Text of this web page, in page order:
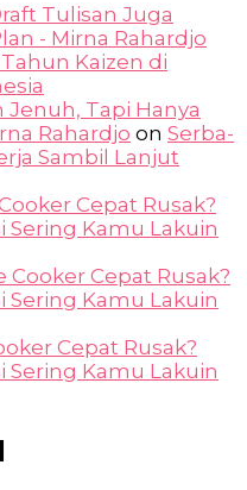
Tulisan Juga
- Mirna Rahardjo
Kaizen di
Tapi Hanya
Rahardjo on Serba-
Sambil Lanjut
Cepat Rusak?
Sering Kamu Lakuin
Cooker Cepat Rusak?
Sering Kamu Lakuin
Cepat Rusak?
Sering Kamu Lakuin